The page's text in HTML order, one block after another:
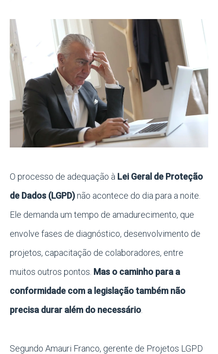
O processo de adequação à Lei Geral de Proteção
de Dados (LGPD)não acontece do dia para a noite.
Ele demanda um tempo de amadurecimento, que
envolve fases de diagnóstico, desenvolvimento de
projetos, capacitação de colaboradores, entre
muitos outros pontos. Mas o caminho para a
conformidade com a legislação também não
precisa durar além do necessário
Segundo Amauri Franco, gerente de Projetos LGPD